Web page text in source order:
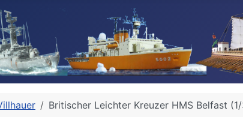
Britischer Leichter Kreuzer HMS Belfast